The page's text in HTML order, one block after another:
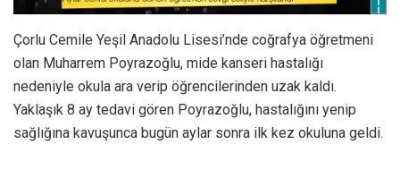
Çorlu Cemile Yeşil Anadolu Lisesi’nde coğrafya öğretmeni
olan Muharrem Poyrazoğlu, mide kanseri hastalığı
nedeniyle okula ara verip öğrencilerinden uzak kaldı.
Yaklaşık 8 ay tedavi gören Poyrazoğlu, hastalığını yenip
sağlığına kavuşunca bugün aylar sonra ilk kez okuluna geldi.